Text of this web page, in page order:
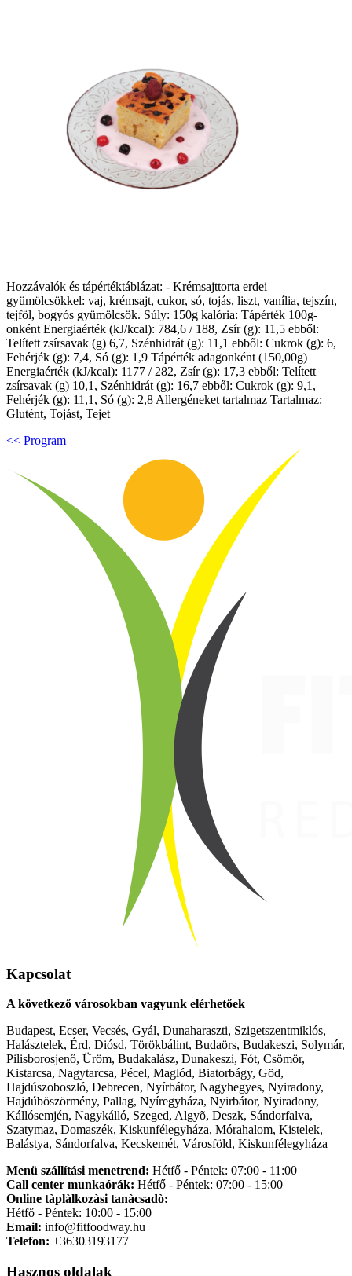
Hozzávalók és tápértéktáblázat: - Krémsajttorta erdei
gyümölcsökkel: vaj, krémsajt, cukor, só, tojás, liszt, vanília, tejszín,
tejföl, bogyós gyümölcsök. Súly: 150g kalória: Tápérték 100g-
onként Energiaérték (kJ/kcal): 784,6 / 188, Zsír (g): 11,5 ebből:
Telített zsírsavak (g) 6,7, Szénhidrát (g): 11,1 ebből: Cukrok (g): 6,
Fehérjék (g): 7,4, Só (g): 1,9 Tápérték adagonként (150,00g)
Energiaérték (kJ/kcal): 1177 / 282, Zsír (g): 17,3 ebből: Telített
zsírsavak (g) 10,1, Szénhidrát (g): 16,7 ebből: Cukrok (g): 9,1,
Fehérjék (g): 11,1, Só (g): 2,8 Allergéneket tartalmaz Tartalmaz:
Glutént, Tojást, Tejet
<< Program
Kapcsolat
A következő városokban vagyunk elérhetőek
Budapest, Ecser, Vecsés, Gyál, Dunaharaszti, Szigetszentmiklós,
Halásztelek, Érd, Diósd, Törökbálint, Budaörs, Budakeszi, Solymár,
Pilisborosjenő, Üröm, Budakalász, Dunakeszi, Fót, Csömör,
Kistarcsa, Nagytarcsa, Pécel, Maglód, Biatorbágy, Göd,
Hajdúszoboszló, Debrecen, Nyírbátor, Nagyhegyes, Nyiradony,
Hajdúböszörmény, Pallag, Nyíregyháza, Nyirbátor, Nyiradony,
Kállósemjén, Nagykálló, Szeged, Algyõ, Deszk, Sándorfalva,
Szatymaz, Domaszék, Kiskunfélegyháza, Mórahalom, Kistelek,
Balástya, Sándorfalva, Kecskemét, Városföld, Kiskunfélegyháza
Menü szállítási menetrend: Hétfő - Péntek: 07:00 - 11:00
Call center munkaórák: Hétfő - Péntek: 07:00 - 15:00
Online tàplàlkozàsi tanàcsadò:
Hétfő - Péntek: 10:00 - 15:00
Email: info@fitfoodway.hu
Telefon: +36303193177
Hasznos oldalak